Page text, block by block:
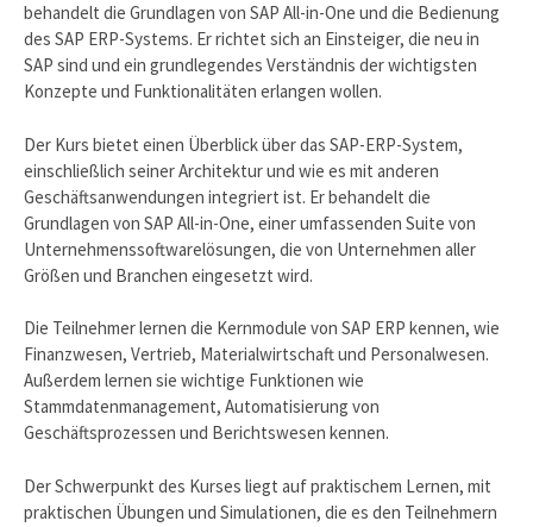
behandelt die Grundlagen von SAP All-in-One und die Bedienung
des SAP ERP-Systems. Er richtet sich an Einsteiger, die neu in
SAP sind und ein grundlegendes Verständnis der wichtigsten
Konzepte und Funktionalitäten erlangen wollen.
Der Kurs bietet einen Überblick über das SAP-ERP-System,
einschließlich seiner Architektur und wie es mit anderen
Geschäftsanwendungen integriert ist. Er behandelt die
Grundlagen von SAP All-in-One, einer umfassenden Suite von
Unternehmenssoftwarelösungen, die von Unternehmen aller
Größen und Branchen eingesetzt wird.
Die Teilnehmer lernen die Kernmodule von SAP ERP kennen, wie
Finanzwesen, Vertrieb, Materialwirtschaft und Personalwesen.
Außerdem lernen sie wichtige Funktionen wie
Stammdatenmanagement, Automatisierung von
Geschäftsprozessen und Berichtswesen kennen.
Der Schwerpunkt des Kurses liegt auf praktischem Lernen, mit
praktischen Übungen und Simulationen, die es den Teilnehmern